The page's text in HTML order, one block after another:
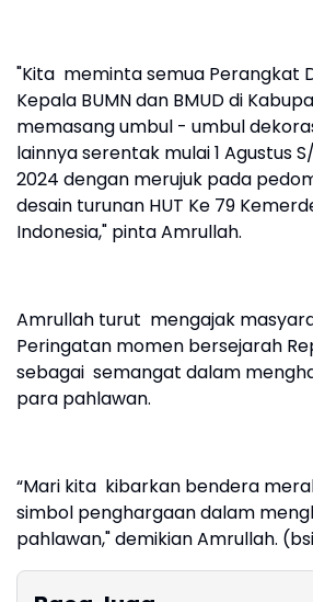
"Kita meminta semua Perangkat
Kepala BUMN dan BMUD di
memasang umbul - umbul
lainnya serentak mulai 1 Agustus
2024 dengan merujuk pada
desain turunan HUT Ke 79
Indonesia," pinta Amrullah.
Amrullah turut mengajak
Peringatan momen bersejarah
sebagai semangat dalam
para pahlawan.
“Mari kita kibarkan bendera
simbol penghargaan dalam
pahlawan," demikian Amrullah.